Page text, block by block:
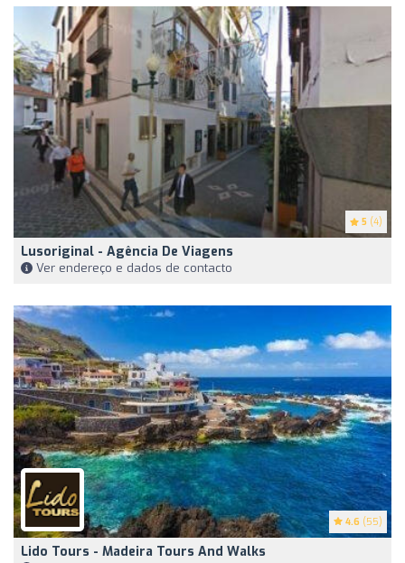
5 (4)
Lusoriginal - Agência De Viagens
Ver endereço e dados de contacto
4.6 (55)
Lido Tours - Madeira Tours And Walks